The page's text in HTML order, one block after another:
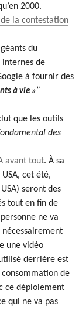
2000.
la contestation
du
internes de
à fournir des
à vie »”
que les outils
des
avant tout. À sa
cet été,
seront des
tout en fin de
ne va
une vidéo
derrière est
de
ce déploiement
qui ne va pas